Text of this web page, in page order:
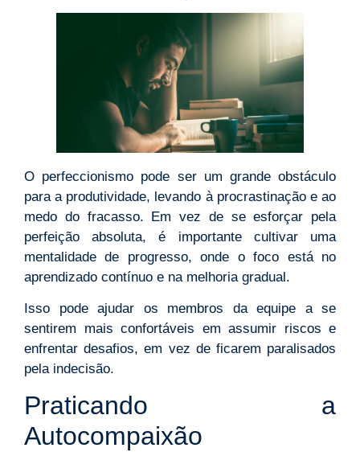
O perfeccionismo pode ser um grande obstáculo
para a produtividade, levando à procrastinação e ao
medo do fracasso. Em vez de se esforçar pela
perfeição absoluta, é importante cultivar uma
mentalidade de progresso, onde o foco está no
aprendizado contínuo e na melhoria gradual.
Isso pode ajudar os membros da equipe a se
sentirem mais confortáveis em assumir riscos e
enfrentar desafios, em vez de ficarem paralisados
pela indecisão.
Praticando a
Autocompaixão